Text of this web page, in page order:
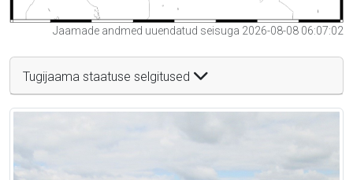
Jaamade andmed uuendatud seisuga 2026-08-08 06:07:02
Tugijaama staatuse selgitused